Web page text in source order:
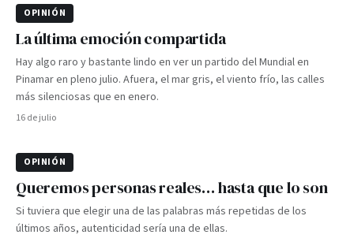
OPINIÓN
La última emoción compartida
Hay algo raro y bastante lindo en ver un partido del Mundial en
Pinamar en pleno julio. Afuera, el mar gris, el viento frío, las calles
más silenciosas que en enero.
16 de julio
OPINIÓN
Queremos personas reales… hasta que lo son
Si tuviera que elegir una de las palabras más repetidas de los
últimos años, autenticidad sería una de ellas.